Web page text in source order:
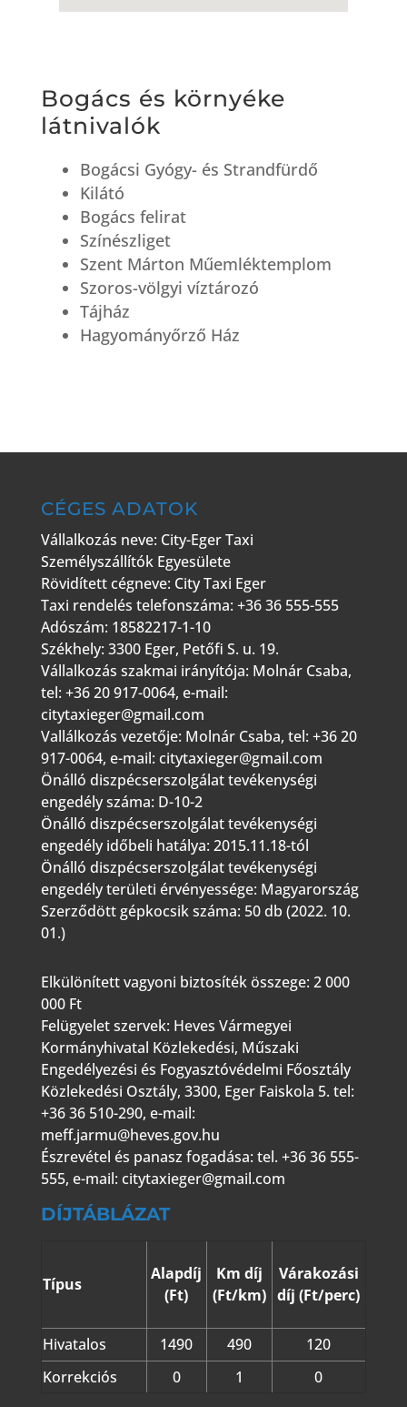
Bogács és környéke
látnivalók
Bogácsi Gyógy- és Strandfürdő
Kilátó
Bogács felirat
Színészliget
Szent Márton Műemléktemplom
Szoros-völgyi víztározó
Tájház
Hagyományőrző Ház
CÉGES ADATOK
Vállalkozás neve: City-Eger Taxi
Személyszállítók Egyesülete
Rövidített cégneve: City Taxi Eger
Taxi rendelés telefonszáma: +36 36 555-555
Adószám: 18582217-1-10
Székhely: 3300 Eger, Petőfi S. u. 19.
Vállalkozás szakmai irányítója: Molnár Csaba,
tel: +36 20 917-0064, e-mail:
citytaxieger@gmail.com
Vallálkozás vezetője: Molnár Csaba, tel: +36 20
917-0064, e-mail: citytaxieger@gmail.com
Önálló diszpécserszolgálat tevékenységi
engedély száma: D-10-2
Önálló diszpécserszolgálat tevékenységi
engedély időbeli hatálya: 2015.11.18-tól
Önálló diszpécserszolgálat tevékenységi
engedély területi érvényessége: Magyarország
Szerződött gépkocsik száma: 50 db (2022. 10.
01.)
Elkülönített vagyoni biztosíték összege: 2 000
000 Ft
Felügyelet szervek: Heves Vármegyei
Kormányhivatal Közlekedési, Műszaki
Engedélyezési és Fogyasztóvédelmi Főosztály
Közlekedési Osztály, 3300, Eger Faiskola 5. tel:
+36 36 510-290, e-mail:
meff.jarmu@heves.gov.hu
Észrevétel és panasz fogadása: tel. +36 36 555-
555, e-mail: citytaxieger@gmail.com
DÍJTÁBLÁZAT
Típus
Alapdíj
(Ft)
Km díj
(Ft/km)
Várakozási
díj (Ft/perc)
Hivatalos 1490 490
120
Korrekciós
0 1 0